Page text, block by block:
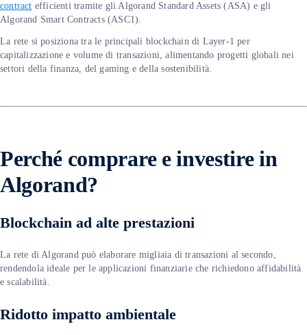
contract efficienti tramite gli Algorand Standard Assets (ASA) e gli
Algorand Smart Contracts (ASC1).
La rete si posiziona tra le principali blockchain di Layer-1 per
capitalizzazione e volume di transazioni, alimentando progetti globali nei
settori della finanza, del gaming e della sostenibilità.
Perché comprare e investire in
Algorand?
Blockchain ad alte prestazioni
La rete di Algorand può elaborare migliaia di transazioni al secondo,
rendendola ideale per le applicazioni finanziarie che richiedono affidabilità
e scalabilità.
Ridotto impatto ambientale